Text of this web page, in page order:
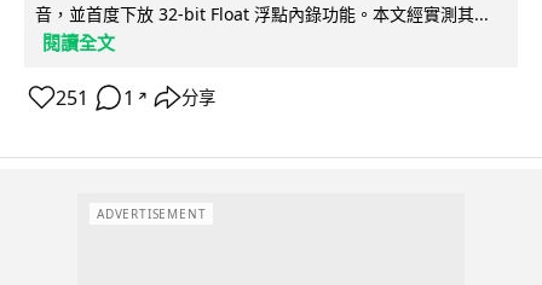
音，並首度下放 32-bit Float 浮點內錄功能。本文經實測其...
閱讀全文
251 1 ↗ 分享
ADVERTISEMENT